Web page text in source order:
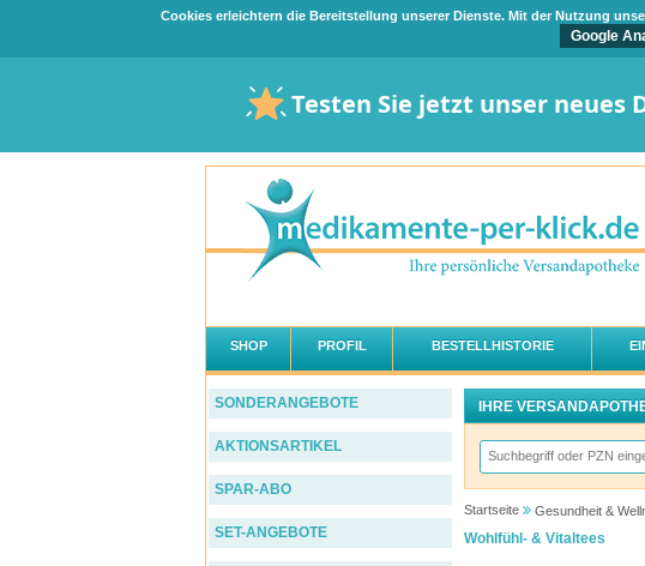
Cookies erleichtern die Bereitstellung unserer Dienste. Mit der Nutzung
Google
Testen Sie jetzt unser
SHOP PROFIL BESTELLHISTORIE
IHRE
Startseite Gesundheit &
Wohlfühl- & Vitaltees
SONDERANGEBOTE
AKTIONSARTIKEL
SPAR-ABO
SET-ANGEBOTE